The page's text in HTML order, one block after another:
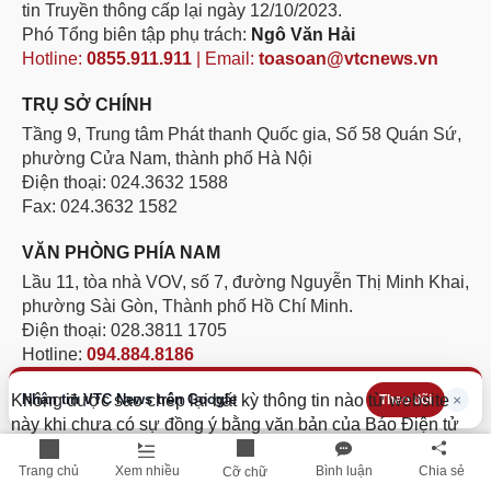
Trang chủ Xem nhiều Cỡ chữ Bình luận Chia sẻ
Nhận tin VTC News trên Google Theo dõi ×
tin Truyền thông cấp lại ngày 12/10/2023.
Phó Tổng biên tập phụ trách: Ngô Văn Hải
Hotline: 0855.911.911 | Email: toasoan@vtcnews.vn
TRỤ SỞ CHÍNH
Tầng 9, Trung tâm Phát thanh Quốc gia, Số 58 Quán Sứ,
phường Cửa Nam, thành phố Hà Nội
Điện thoại: 024.3632 1588
Fax: 024.3632 1582
VĂN PHÒNG PHÍA NAM
Lầu 11, tòa nhà VOV, số 7, đường Nguyễn Thị Minh Khai,
phường Sài Gòn, Thành phố Hồ Chí Minh.
Điện thoại: 028.3811 1705
Hotline: 094.884.8186
Không được sao chép lại bất kỳ thông tin nào từ website
này khi chưa có sự đồng ý bằng văn bản của Báo Điện tử